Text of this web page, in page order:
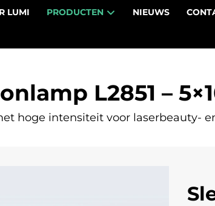
LUMI PRODUCTEN NIEUWS
L2851 –
hoge intensiteit voor laserbeauty-